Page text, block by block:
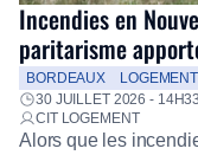
Incendies en
paritarisme
salariés
BORDEAUX
LOGEMENT
30 JUILLET 2026 - 14H33
CIT LOGEMENT
Alors que les